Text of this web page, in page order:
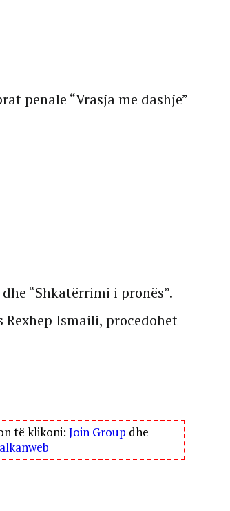
penale “Vrasja me dashje”
“Shkatërrimi i pronës”.
Ismaili, procedohet
të klikoni: Join Group dhe